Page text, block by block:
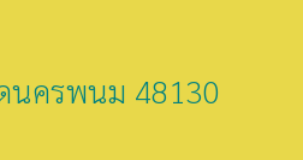
นครพนม 48130